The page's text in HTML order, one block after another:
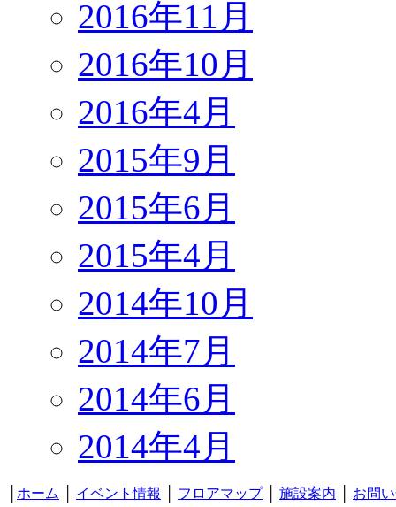
2016年11月
2016年10月
2016年4月
2015年9月
2015年6月
2015年4月
2014年10月
2014年7月
2014年6月
2014年4月
ホーム イベント情報 フロアマップ│ 施設案内 お問